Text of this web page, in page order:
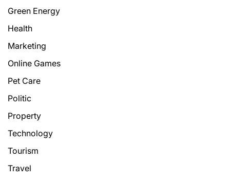
Green Energy
Health
Marketing
Online Games
Pet Care
Politic
Property
Technology
Tourism
Travel